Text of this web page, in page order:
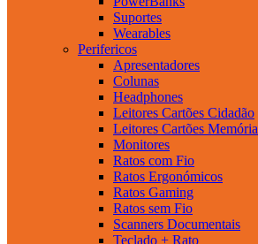
Suportes
Wearables
Perifericos
Apresentadores
Colunas
Headphones
Leitores Cartões Cidadão
Leitores Cartões Memória
Monitores
Ratos com Fio
Ratos Ergonómicos
Ratos Gaming
Ratos sem Fio
Scanners Documentais
Teclado + Rato